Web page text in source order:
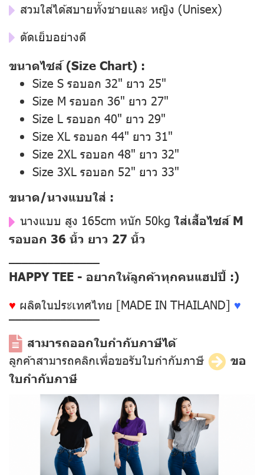
สวมใส่ได้สบายทั้งชายและ หญิง (Unisex)
ตัดเย็บอย่างดี
ขนาดไซส์ (Size Chart) :
Size S รอบอก 32" ยาว 25"
Size M รอบอก 36" ยาว 27"
Size L รอบอก 40" ยาว 29"
Size XL รอบอก 44" ยาว 31"
Size 2XL รอบอก 48" ยาว 32"
Size 3XL รอบอก 52" ยาว 33"
ขนาด/นางแบบใส่ :
นางแบบ สูง 165cm หนัก 50kg ใส่เสื้อไซส์ M
รอบอก 36 นิ้ว ยาว 27 นิ้ว
––––––––––––––
HAPPY TEE - อยากให้ลูกค้าทุกคนแฮปปี้ :)
♥ ผลิตในประเทศไทย [MADE IN THAILAND] ♥
––––––––––––––
สามารถออกใบกำกับภาษีได้
ลูกค้าสามารถคลิกเพื่อขอรับใบกำกับภาษี
ขอ
ใบกำกับภาษี